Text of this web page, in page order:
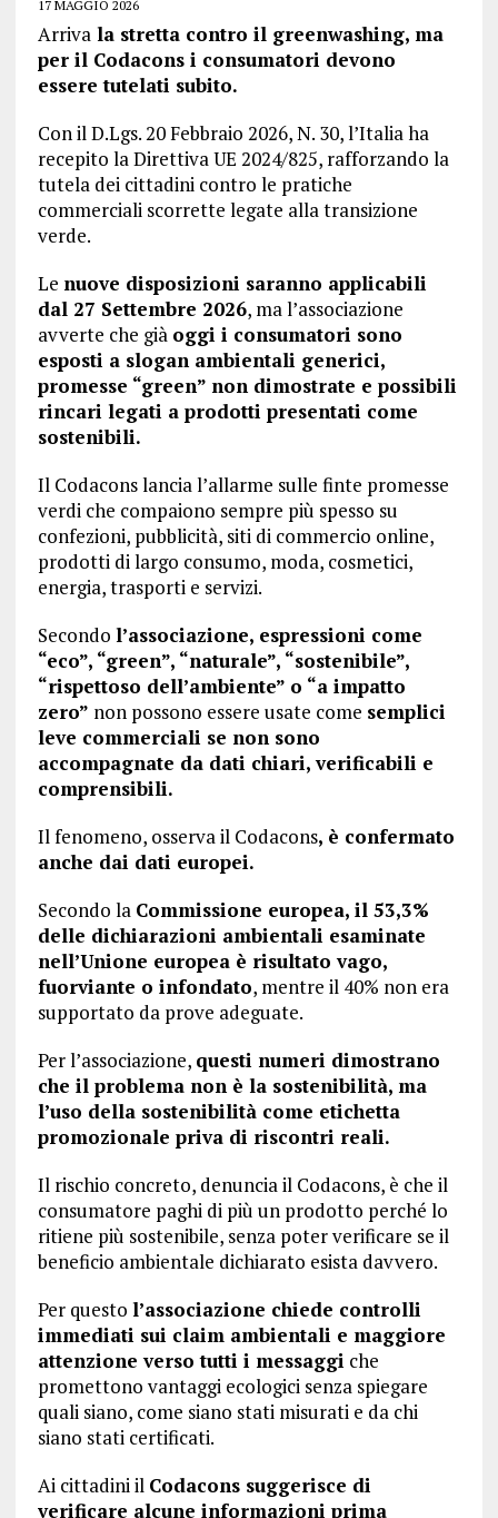
17 MAGGIO 2026
Arrivala stretta contro il greenwashing, ma
per il Codacons i consumatori devono
essere tutelati subito.
Con il D.Lgs. 20 Febbraio 2026, N. 30, l’Italia ha
recepito la Direttiva UE 2024/825, rafforzando la
tutela dei cittadini contro le pratiche
commerciali scorrette legate alla transizione
verde.
Le nuove disposizioni saranno applicabili
dal 27 Settembre 2026, ma l’associazione
avverte che già oggi i consumatori sono
esposti a slogan ambientali generici,
promesse “green” non dimostrate e possibili
rincari legati a prodotti presentati come
sostenibili.
Il Codacons lancia l’allarme sulle finte promesse
verdi che compaiono sempre più spesso su
confezioni, pubblicità, siti di commercio online,
prodotti di largo consumo, moda, cosmetici,
energia, trasporti e servizi.
Secondo l’associazione, espressioni come
“eco”, “green”, “naturale”, “sostenibile”,
“rispettoso dell’ambiente” o “a impatto
zero” non possono essere usate come semplici
leve commerciali se non sono
accompagnate da dati chiari, verificabili e
comprensibili.
Il fenomeno, osserva il Codacons, è confermato
anche dai dati europei.
Secondo la Commissione europea, il 53,3%
delle dichiarazioni ambientali esaminate
nell’Unione europea è risultato vago,
fuorviante o infondato, mentre il 40% non era
supportato da prove adeguate.
Per l’associazione, questi numeri dimostrano
che il problema non è la sostenibilità, ma
l’uso della sostenibilità come etichetta
promozionale priva di riscontri reali.
Il rischio concreto, denuncia il Codacons, è che il
consumatore paghi di più un prodotto perché lo
ritiene più sostenibile, senza poter verificare se il
beneficio ambientale dichiarato esista davvero.
Per questo l’associazione chiede controlli
immediati sui claim ambientali e maggiore
attenzione verso tutti i messaggi che
promettono vantaggi ecologici senza spiegare
quali siano, come siano stati misurati e da chi
siano stati certificati.
Ai cittadini il Codacons suggerisce di
verificare alcune informazioni prima